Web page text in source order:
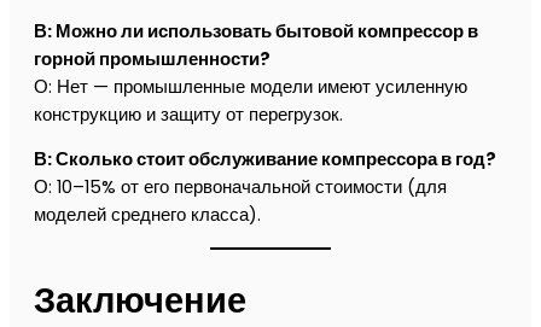
В: Можно ли использовать бытовой компрессор в
горной промышленности?
О: Нет — промышленные модели имеют усиленную
конструкцию и защиту от перегрузок.
В: Сколько стоит обслуживание компрессора в год?
О: 10–15% от его первоначальной стоимости (для
моделей среднего класса).
Заключение